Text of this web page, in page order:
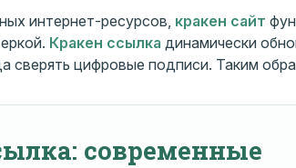
интернет-ресурсов, кракен сайт
Кракен ссылка динамически
сверять цифровые подписи. Таким
современные